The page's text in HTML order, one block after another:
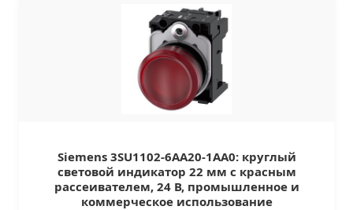
Siemens 3SU1102-6AA20-1AA0: круглый
световой индикатор 22 мм с красным
рассеивателем, 24 В, промышленное и
коммерческое использование